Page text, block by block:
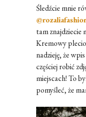
Śledźcie mnie
tam znajdziecie
Kremowy
nadzieję, że
częściej robić
miejscach! To
pomyśleć, że